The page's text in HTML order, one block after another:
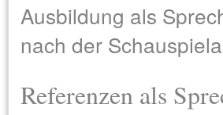
Ausbildung als
nach der
Referenzen als